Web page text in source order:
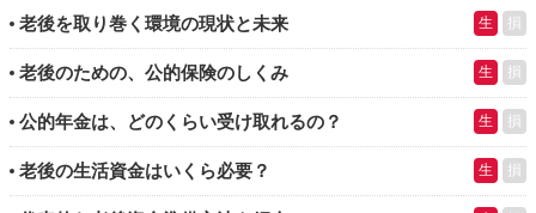
老後を取り巻く環境の現状と未来 生 損
老後のための、公的保険のしくみ 生 損
公的年金は、どのくらい受け取れるの？ 生 損
老後の生活資金はいくら必要？ 生 損